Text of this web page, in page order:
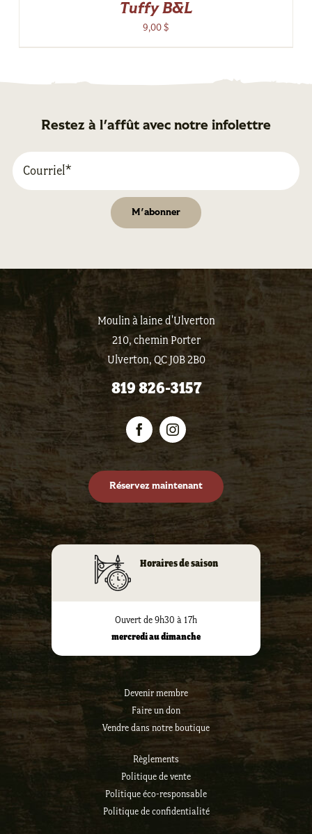
Tuffy B&L
9,00$
Restez à l'affût avec notre infolettre
Moulin à laine d'Ulverton
210, chemin Porter
Ulverton, QC J0B 2B0
819 826-3157
Horaires de saison
Ouvert de 9h30 à 17h
mercredi au dimanche
Devenir membre
Faire un don
Vendre dans notre boutique
Règlements
Politique de vente
Politique éco-responsable
Politique de confidentialité
Réservez maintenant